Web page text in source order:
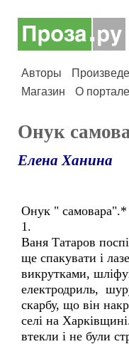
Авторы
Магазин
О портале
Онук
Елена Ханина
Онук " самовара".*
1.
Ваня Татаров
ще спакувати і
викрутками,
електродриль,
скарбу, що він
селі на
втекли і не були